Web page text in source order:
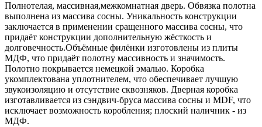
Полнотелая, массивная,межкомнатная дверь. Обвязка полотна
выполнена из массива сосны. Уникальность конструкции
заключается в применении сращенного массива сосны, что
придаёт конструкции дополнительную жёсткость и
долговечность.Объёмные филёнки изготовлены из плиты
МДФ, что придаёт полотну массивность и значимость.
Полотно покрывается немецкой эмалью. Коробка
укомплектована уплотнителем, что обеспечивает лучшую
звукоизоляцию и отсутствие сквозняков. Дверная коробка
изготавливается из сэндвич-бруса массива сосны и MDF, что
исключает возможность коробления; плоский наличник - из
МДФ.